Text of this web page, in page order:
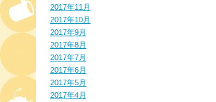
2017年11月
2017年10月
2017年9月
2017年8月
2017年7月
2017年6月
2017年5月
2017年4月